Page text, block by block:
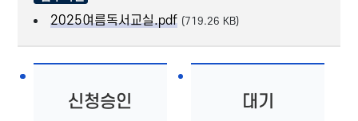
2025여름독서교실.pdf (719.26 KB)
신청승인 대기